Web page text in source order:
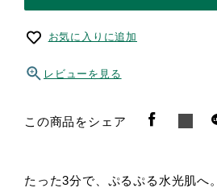
お気に入りに追加
レビューを見る
この商品をシェア
たった3分で、ぷるぷる水光肌へ。